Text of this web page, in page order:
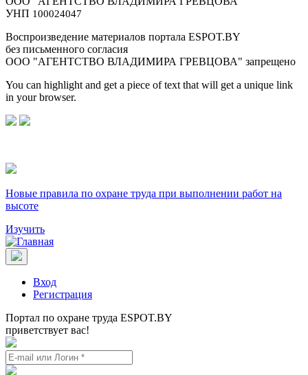
УНП 100024047
Воспроизведение материалов портала ESPOT.BY
без письменного согласия
OOO "АГЕНТСТВО ВЛАДИМИРА ГРЕВЦОВА" запрещено
You can highlight and get a piece of text that will get a unique link
in your browser.
Новые правила по охране труда при выполнении работ на
высоте
Изучить
Вход
Регистрация
Портал по охране труда ESPOT.BY
приветствует вас!